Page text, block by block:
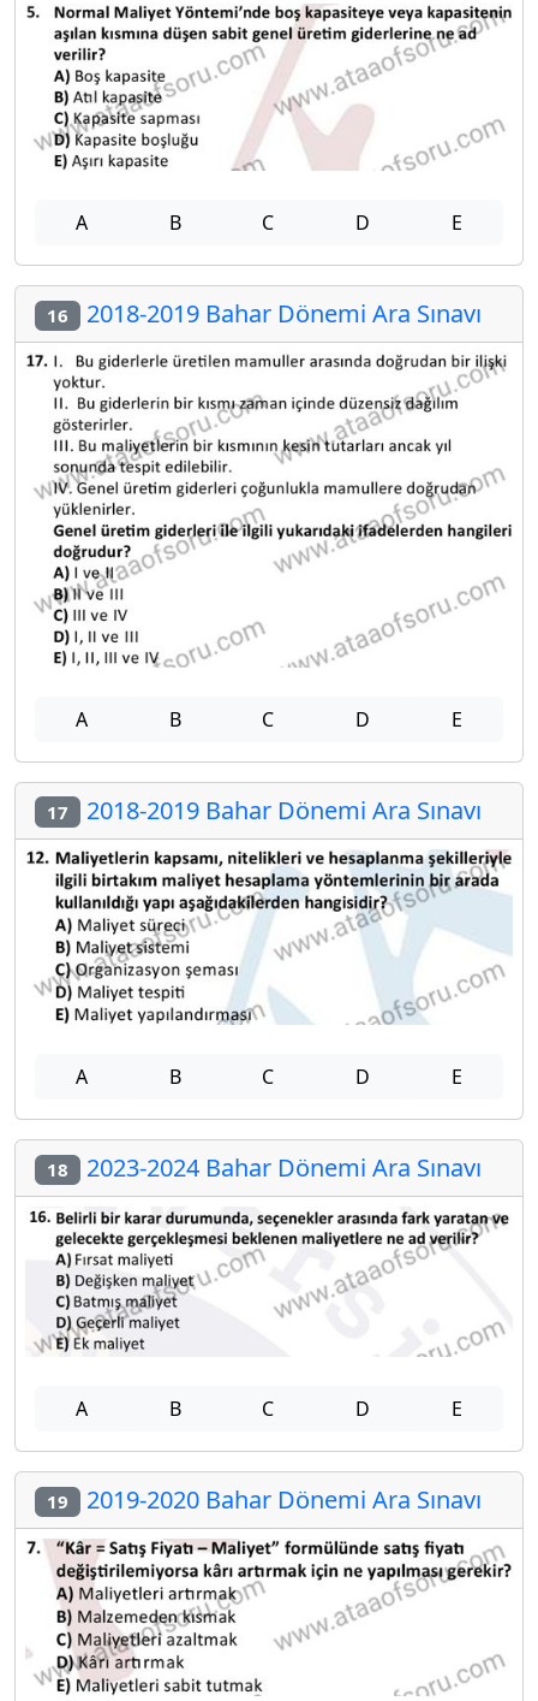
A B C D E
16 2018-2019 Bahar Dönemi Ara Sınavı
A B C D E
17 2018-2019 Bahar Dönemi Ara Sınavı
A B C D E
18 2023-2024 Bahar Dönemi Ara Sınavı
A B C D E
19 2019-2020 Bahar Dönemi Ara Sınavı